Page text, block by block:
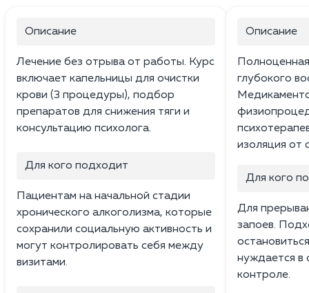
Описание
Лечение без отрыва от работы. Курс
включает капельницы для очистки
крови (3 процедуры), подбор
препаратов для снижения тяги и
консультацию психолога.
Для кого подходит
Пациентам на начальной стадии
хронического алкоголизма, которые
сохранили социальную активность и
могут контролировать себя между
визитами.
Описание
глубокого
изоляция от
Для кого
Для
запоев.
нуждается в
контроле.